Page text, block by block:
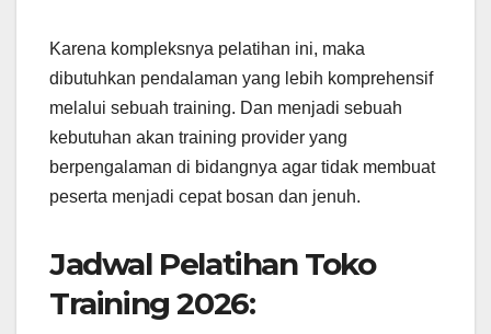
Karena kompleksnya pelatihan ini, maka
dibutuhkan pendalaman yang lebih komprehensif
melalui sebuah training. Dan menjadi sebuah
kebutuhan akan training provider yang
berpengalaman di bidangnya agar tidak membuat
peserta menjadi cepat bosan dan jenuh.
Jadwal Pelatihan Toko
Training 2026: